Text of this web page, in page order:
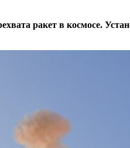
ракет в космосе.